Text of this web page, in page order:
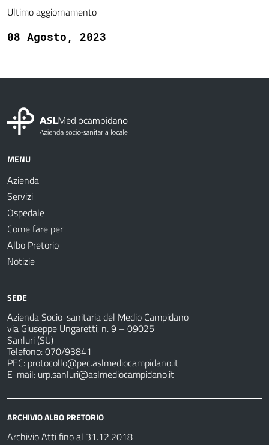
Ultimo aggiornamento
08 Agosto, 2023
MENU
Azienda
Servizi
Ospedale
Come fare per
Albo Pretorio
Notizie
SEDE
Azienda Socio-sanitaria del Medio Campidano
via Giuseppe Ungaretti, n. 9 – 09025
Sanluri (SU)
Telefono: 070/93841
PEC: protocollo@pec.aslmediocampidano.it
E-mail: urp.sanluri@aslmediocampidano.it
ARCHIVIO ALBO PRETORIO
Archivio Atti fino al 31.12.2018